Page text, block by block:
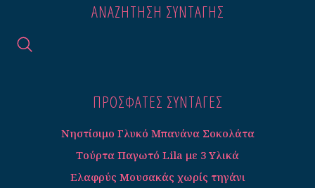
ΑΝΑΖΉΤΗΣΗ ΣΥΝΤΑΓΉΣ
ΠΡΟΣΦΑΤΕΣ ΣΥΝΤΑΓΈΣ
Νηστίσιμο Γλυκό Μπανάνα Σοκολάτα
Τούρτα Παγωτό Lila με 3 Υλικά
Ελαφρύς Μουσακάς χωρίς τηγάνι